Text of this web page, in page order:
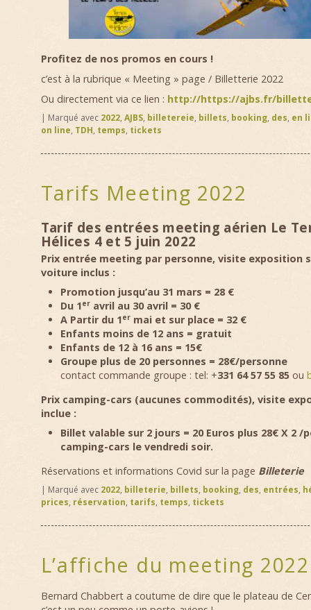
Profitez de nos promos en cours !
c’est à la rubrique « Meeting » page / Billetterie 2022
Ou directement via ce lien : http://https://ajbs.fr/
| Marqué avec 2022, AJBS, billetereie, billets, booking, des, en
on line, TDH, temps, tickets
Tarifs Meeting 2022
Tarif des entrées meeting aérien Le
Hélices 4 et 5 juin 2022
Prix entrée meeting par personne, visite exposition
voiture inclus :
Promotion jusqu’au 31 mars = 28 €
Du 1er avril au 30 avril = 30 €
A Partir du 1er mai et sur place = 32 €
Enfants moins de 12 ans = gratuit
Enfants de 12 à 16 ans = 15€
Groupe plus de 20 personnes = 28€/personne
contact commande groupe : tel: +331 64 57 55 85 ou
Prix camping-cars (aucunes commodités), visite
inclue :
Billet valable sur 2 jours = 20 Euros plus 28€ X 2 /
camping-cars le vendredi soir.
Réservations et informations Covid sur la page Billeterie
| Marqué avec 2022, billeterie, billets, booking, des, entrées,
prices, réservation, tarifs, temps, tickets
L’affiche du meeting 2022
Bernard Chabbert a coutume de dire que le plateau de